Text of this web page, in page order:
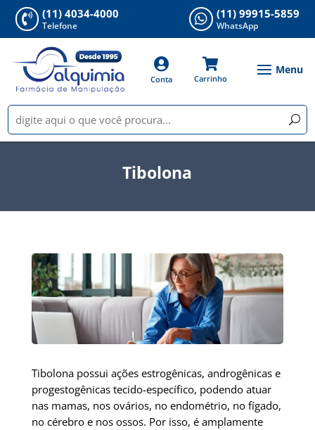
 (11) 4034-4000
Telefone  (11) 99915-5859
WhatsApp

Conta

Carrinho
Tibolona
Tibolona possui ações estrogênicas, androgênicas e
progestogênicas tecido-específico, podendo atuar
nas mamas, nos ovários, no endométrio, no fígado,
no cérebro e nos ossos. Por isso, é amplamente